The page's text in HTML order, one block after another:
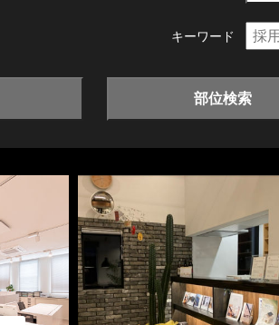
キーワード
部位検索